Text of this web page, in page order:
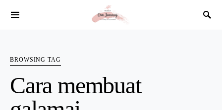
SEARCH FOR:
BROWSING TAG
Cara membuat